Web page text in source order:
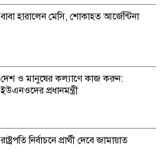
বাবা হারালেন মেসি, শোকাহত আর্জেন্টিনা
দেশ ও মানুষের কল্যাণে কাজ করুন:
ইউএনওদের প্রধানমন্ত্রী
রাষ্ট্রপতি নির্বাচনে প্রার্থী দেবে জামায়াত